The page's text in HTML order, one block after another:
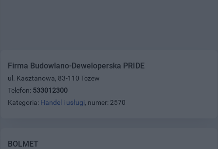
Firma Budowlano-Deweloperska PRIDE
ul. Kasztanowa, 83-110 Tczew
Telefon: 533012300
Kategoria: Handel i usługi, numer: 2570
BOLMET